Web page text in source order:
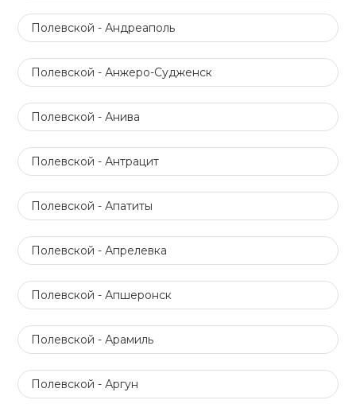
Полевской - Андреаполь
Полевской - Анжеро-Судженск
Полевской - Анива
Полевской - Антрацит
Полевской - Апатиты
Полевской - Апрелевка
Полевской - Апшеронск
Полевской - Арамиль
Полевской - Аргун